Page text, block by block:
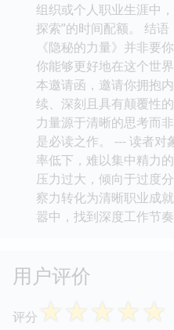
组织或个人职业生涯中
探索”的时间配额。 结
《隐秘的力量》并非要
你能够更好地在这个世
本邀请函，邀请你拥抱
续、深刻且具有颠覆性
力量源于清晰的思考而
是必读之作。 --- 读者对
率低下，难以集中精力
压力过大，倾向于过度
察力转化为清晰职业成
嚣中，找到深度工作节
用户评价
评分 ☆☆☆☆☆